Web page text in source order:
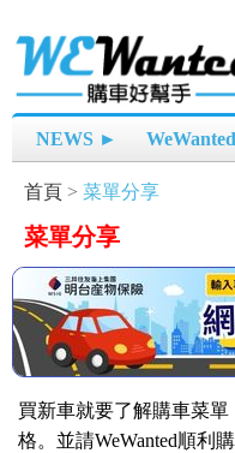
NEWS ►
首頁 > 菜單分享
菜單分享
買新車就要了解購車菜
格。並請WeWanted順利